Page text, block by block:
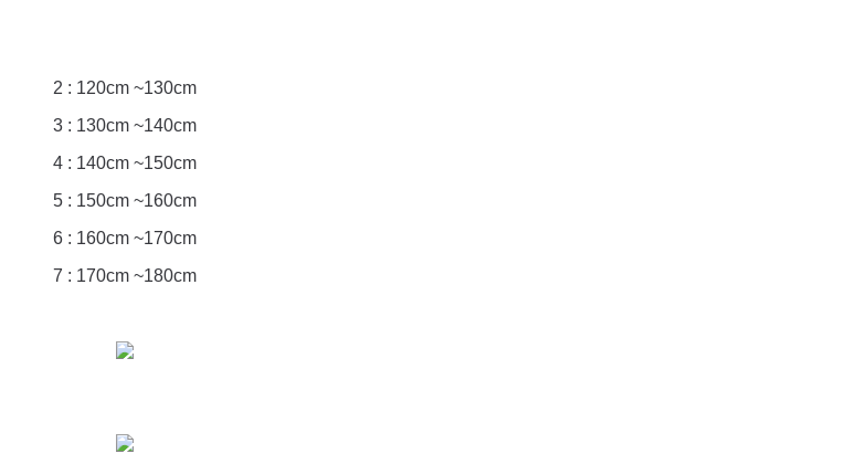
2 : 120cm ~130cm
3 : 130cm ~140cm
4 : 140cm ~150cm
5 : 150cm ~160cm
6 : 160cm ~170cm
7 : 170cm ~180cm